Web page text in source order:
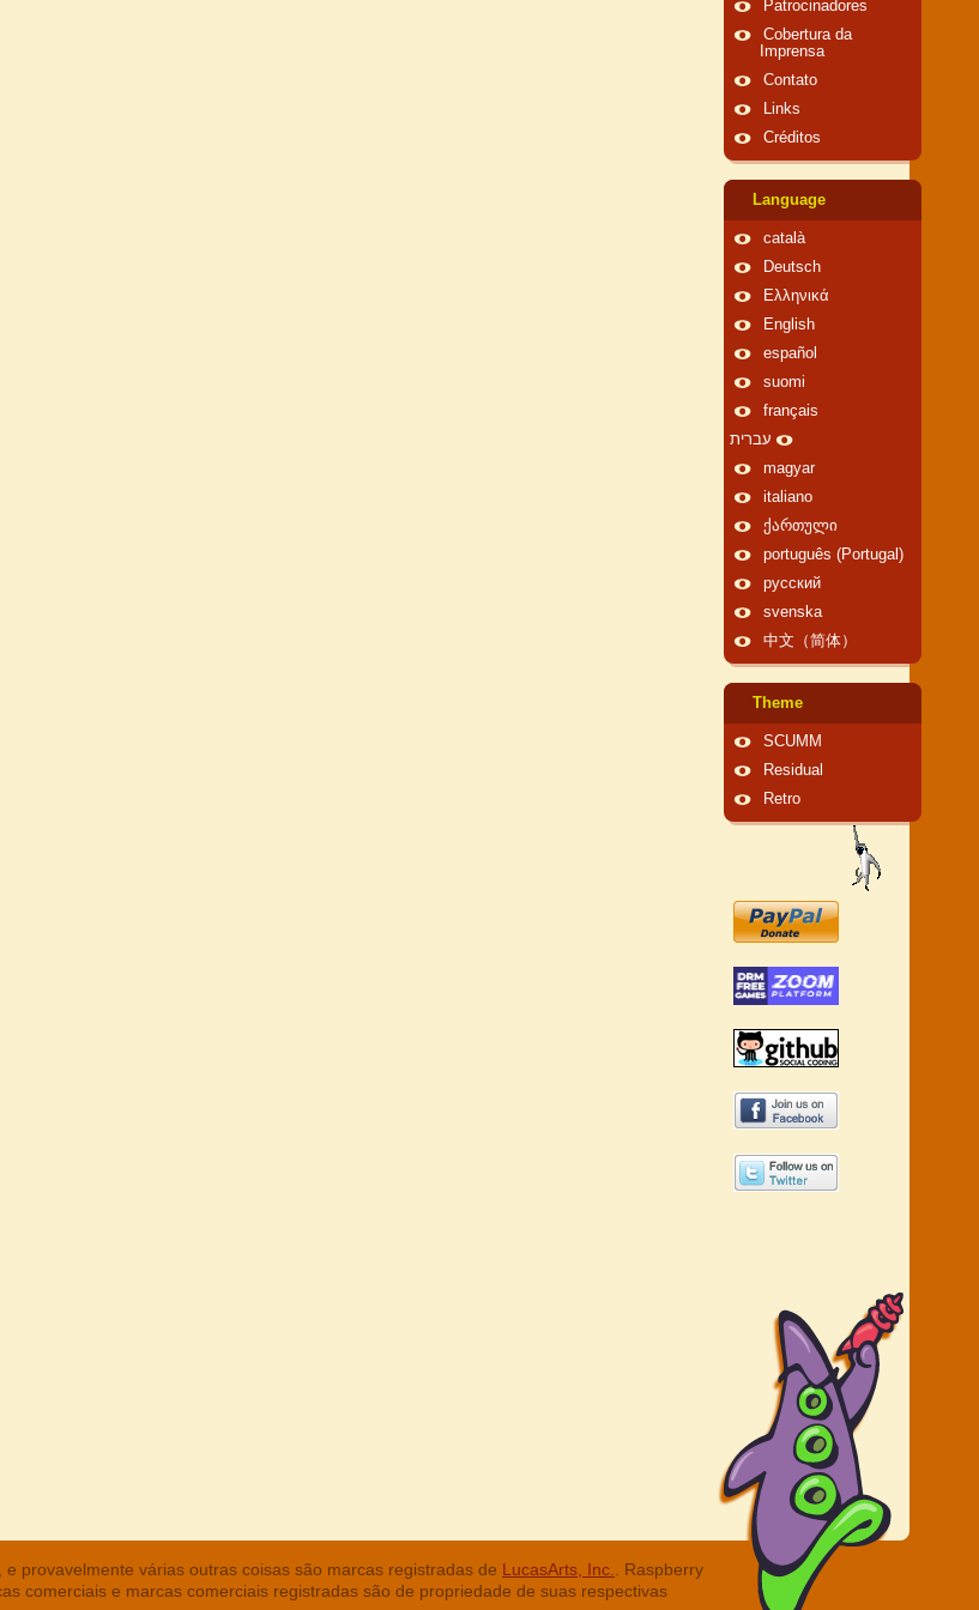
Patrocinadores
Cobertura da
Imprensa
Contato
Links
Créditos
Language
català
Deutsch
Ελληνικά
English
español
suomi
français
עברית
magyar
italiano
ქართული
português (Portugal)
русский
svenska
中文（简体）
Theme
SCUMM
Residual
Retro
provavelmente várias outras coisas são marcas registradas de LucasArts, Inc.
. Raspberry
comerciais e marcas comerciais registradas são de propriedade de suas respectivas